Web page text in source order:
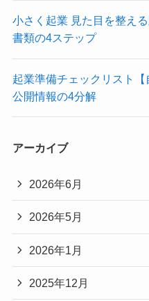
小さく起業 見た目を整え
書類の4ステップ
起業準備チェックリスト【
公開情報の4分解
アーカイブ
2026年6月
2026年5月
2026年1月
2025年12月